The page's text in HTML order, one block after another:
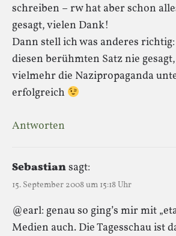
schreiben – rw hat aber schon
gesagt, vielen Dank!
Dann stell ich was anderes
diesen berühmten Satz nie
vielmehr die Nazipropaganda
erfolgreich
Antworten
Sebastiansagt:
15. September 2008 um 15:18 Uhr
@earl: genau so ging’s mir mit
Medien auch. Die Tagesschau ist